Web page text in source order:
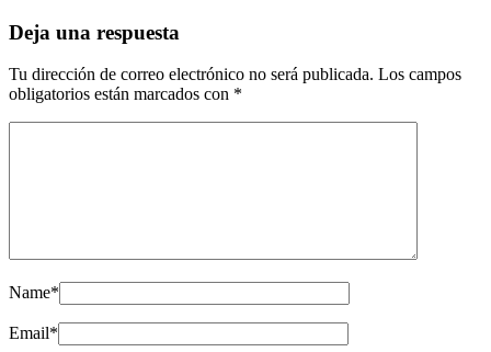
Deja una respuesta
Tu dirección de correo electrónico no será publicada. Los campos
obligatorios están marcados con *
Name*
Email*